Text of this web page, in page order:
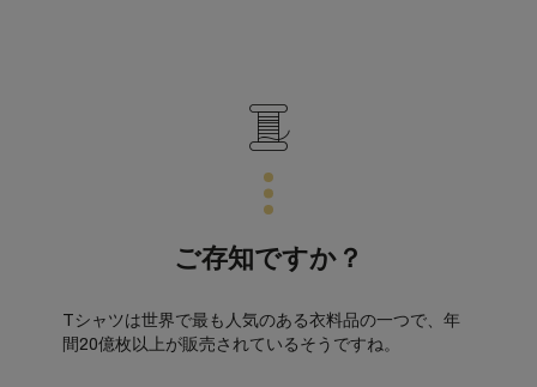
ご存知ですか？
Tシャツは世界で最も人気のある衣料品の一つで、年
間20億枚以上が販売されているそうですね。